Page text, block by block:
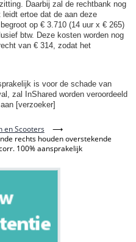
Daarbij zal de rechtbank nog
ertoe dat de aan deze
op € 3.710 (14 uur x € 265)
btw. Deze kosten worden nog
van € 314, zodat het
is voor de schade van
zal InShared worden veroordeeld
[verzoeker]
en Scooters
⟶
rechts houden overstekende
100% aansprakelijk